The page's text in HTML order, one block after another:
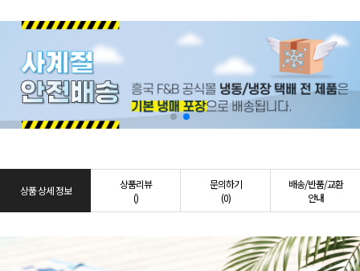
상품 상세 정보
상품리뷰
()
문의하기
(0)
배송/반품/교환
안내